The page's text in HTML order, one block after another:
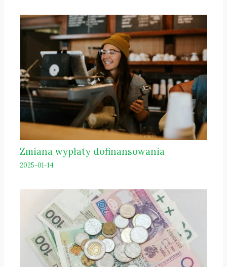
Zmiana wypłaty dofinansowania
2025-01-14